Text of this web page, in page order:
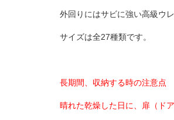
外回りにはサビに強い高級ウ
サイズは全27種類です。
長期間、収納する時の注意点
晴れた乾燥した日に、扉（ド